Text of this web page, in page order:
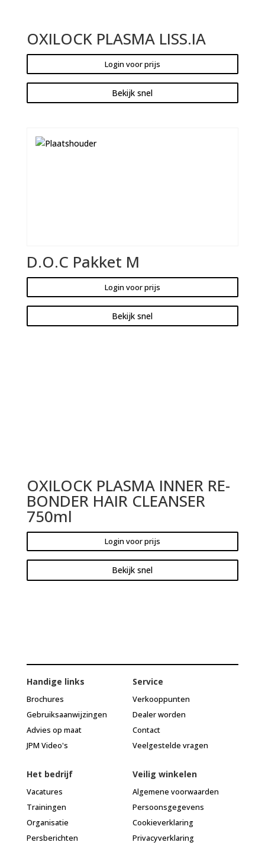
OXILOCK PLASMA LISS.IA
Login voor prijs
Bekijk snel
D.O.C Pakket M
Login voor prijs
Bekijk snel
OXILOCK PLASMA INNER RE-
BONDER HAIR CLEANSER
750ml
Login voor prijs
Bekijk snel
Handige links
Brochures
Gebruiksaanwijzingen
Advies op maat
JPM Video's
Service
Verkooppunten
Dealer worden
Contact
Veelgestelde vragen
Het bedrijf
Vacatures
Trainingen
Organisatie
Persberichten
Veilig winkelen
Algemene voorwaarden
Persoonsgegevens
Cookieverklaring
Privacyverklaring